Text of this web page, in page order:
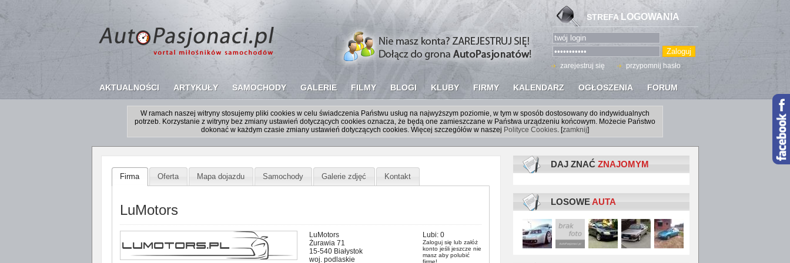
AKTUALNOŚCI ARTYKUŁY SAMOCHODY GALERIE FILMY BLOGI KLUBY FIRMY KALENDARZ OGŁOSZENIA FORUM
STREFA LOGOWANIA
zarejestruj się przypomnij hasło
W ramach naszej witryny stosujemy pliki cookies w celu świadczenia Państwu usług na najwyższym poziomie, w tym w sposób dostosowany do indywidualnych
potrzeb. Korzystanie z witryny bez zmiany ustawień dotyczących cookies oznacza, że będą one zamieszczane w Państwa urządzeniu końcowym. Możecie Państwo
dokonać w każdym czasie zmiany ustawień dotyczących cookies. Więcej szczegółów w naszej Polityce Cookies. [zamknij]
Firma Oferta Mapa dojazdu Samochody Galerie zdjęć Kontakt
LuMotors
LuMotors
Żurawia 71
15-540 Białystok
woj. podlaskie
Lubi: 0
Zaloguj się lub załóż
kontojeśli jeszcze nie
masz aby polubić
firmę!
DAJ ZNAĆ ZNAJOMYM
LOSOWEAUTA